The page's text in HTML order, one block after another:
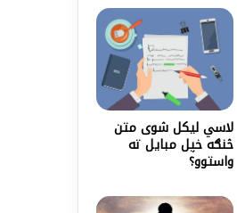
لاسي لیکل شوی متن
څنګه خپل مبایل ته
واستوو؟